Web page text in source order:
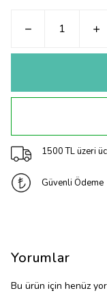
1500 TL üzeri
Güvenli Ödeme
Yorumlar
Bu ürün için henüz